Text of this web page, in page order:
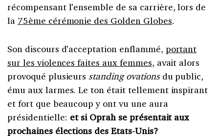
récompensant l’ensemble de sa carrière, lors de
la 75ème cérémonie des Golden Globes.
Son discours d’acceptation enflammé, portant
sur les violences faites aux femmes, avait alors
provoqué plusieurs standing ovationsdu public,
ému aux larmes. Le ton était tellement inspirant
et fort que beaucoup y ont vu une aura
présidentielle: et si Oprah se présentait aux
prochaines élections des Etats-Unis?